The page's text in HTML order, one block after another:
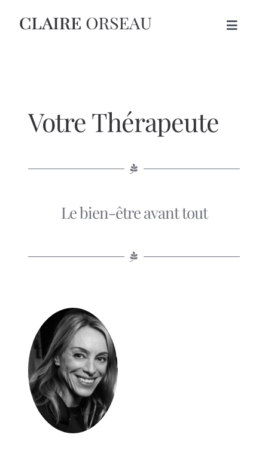
Toggle
BLOG
PRENDRE RDV
Votre Thérapeute
Le bien-être avant tout